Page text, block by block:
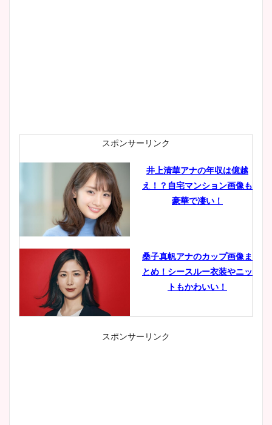
スポンサーリンク
井上清華アナの年収は億越
え！？自宅マンション画像も
豪華で凄い！
桑子真帆アナのカップ画像ま
とめ！シースルー衣装やニッ
トもかわいい！
小室瑛莉子のカップ画像まと
スポンサーリンク